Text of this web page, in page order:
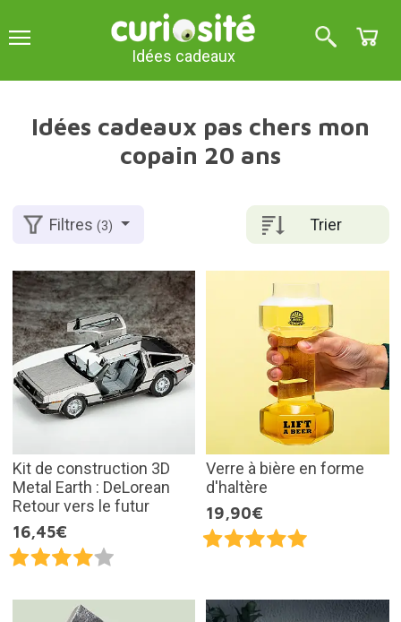
Idées cadeaux
Idées cadeaux pas chers mon
copain 20 ans
Trier
Filtres(3)
Kit de construction 3D
Metal Earth : DeLorean
Retour vers le futur
16,45€
Verre à bière en forme
d'haltère
19,90€